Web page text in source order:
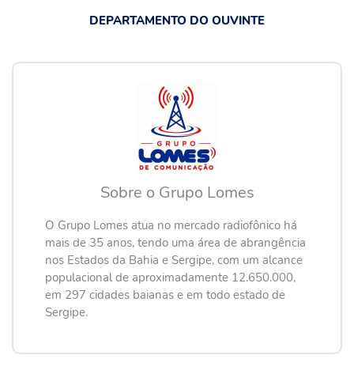
DEPARTAMENTO DO OUVINTE
Sobre o Grupo Lomes
O Grupo Lomes atua no mercado radiofônico há
mais de 35 anos, tendo uma área de abrangência
nos Estados da Bahia e Sergipe, com um alcance
populacional de aproximadamente 12.650.000,
em 297 cidades baianas e em todo estado de
Sergipe.